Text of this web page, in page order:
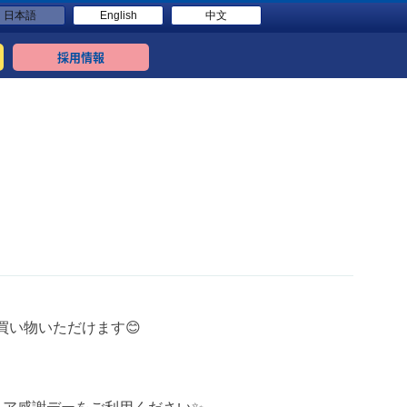
日本語 English 中文
採用情報
い物いただけます😊